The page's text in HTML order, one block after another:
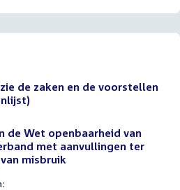
de zaken en de voorstellen
de Wet openbaarheid van
met aanvullingen ter
misbruik